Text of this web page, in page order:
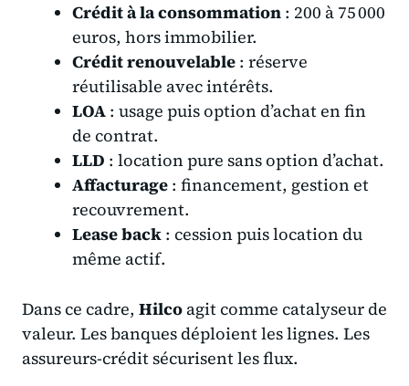
Crédit à la consommation: 200 à 75 000
euros, hors immobilier.
Crédit renouvelable: réserve
réutilisable avec intérêts.
LOA: usage puis option d’achat en fin
de contrat.
LLD : location pure sans option d’achat.
Affacturage: financement, gestion et
recouvrement.
Lease back: cession puis location du
même actif.
Dans ce cadre, Hilco agit comme catalyseur de
valeur. Les banques déploient les lignes. Les
assureurs-crédit sécurisent les flux.